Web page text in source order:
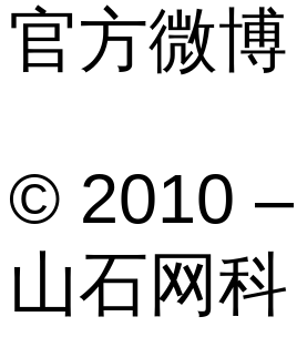
官方微博
© 2010
山石网